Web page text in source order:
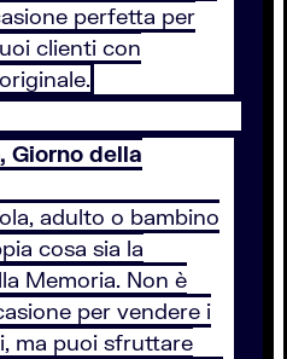
perfetta per
clienti con
Giorno della
adulto o bambino
cosa sia la
Memoria. Non è
per vendere i
ma puoi sfruttare